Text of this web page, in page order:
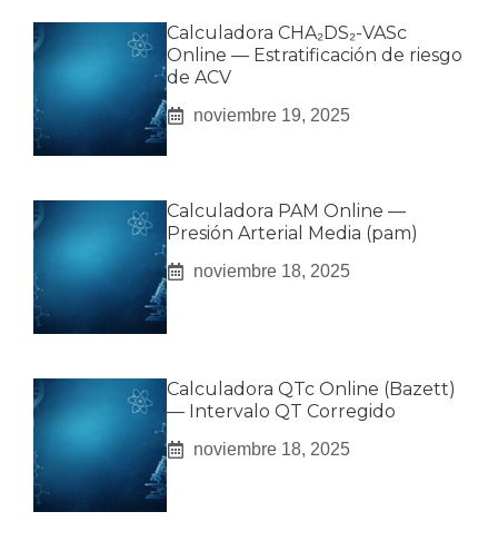
Calculadora CHA₂DS₂-VASc
Online — Estratificación de riesgo
de ACV
noviembre 19, 2025
Calculadora PAM Online —
Presión Arterial Media (pam)
noviembre 18, 2025
Calculadora QTc Online (Bazett)
— Intervalo QT Corregido
noviembre 18, 2025